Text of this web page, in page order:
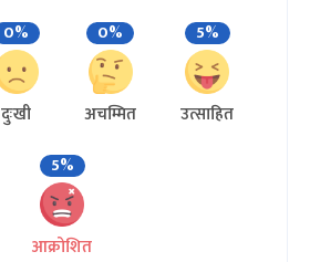
0%
दुःखी
0%
अचम्मित
5%
उत्साहित
5%
आक्रोशित